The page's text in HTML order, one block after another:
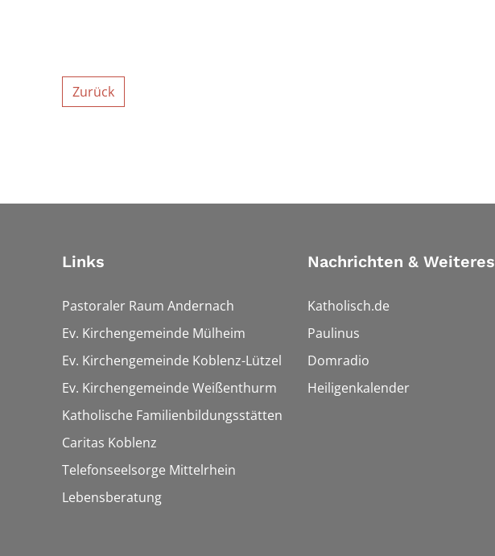
Zurück
Links
Pastoraler Raum Andernach
Ev. Kirchengemeinde Mülheim
Ev. Kirchengemeinde Koblenz-Lützel
Ev. Kirchengemeinde Weißenthurm
Katholische Familienbildungsstätten
Caritas Koblenz
Telefonseelsorge Mittelrhein
Lebensberatung
Nachrichten & Weiteres
Katholisch.de
Paulinus
Domradio
Heiligenkalender